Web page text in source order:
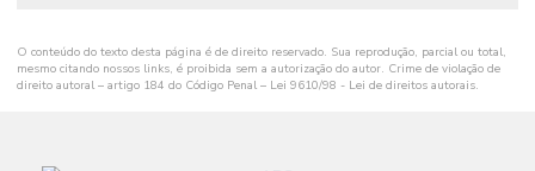
O conteúdo do texto desta página é de direito reservado. Sua reprodução, parcial ou total,
mesmo citando nossos links, é proibida sem a autorização do autor. Crime de violação de
direito autoral – artigo 184 do Código Penal – Lei 9610/98 - Lei de direitos autorais.